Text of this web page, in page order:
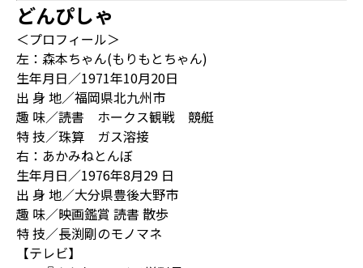
どんぴしゃ
＜プロフィール＞
左：森本ちゃん(もりもとちゃん)
生年月日／1971年10月20日
出 身 地／福岡県北九州市
趣 味／読書 ホークス観戦 競艇
特 技／珠算 ガス溶接
右：あかみねとんぼ
生年月日／1976年8月29 日
出 身 地／大分県豊後大野市
趣 味／映画鑑賞 読書 散歩
特 技／長渕剛のモノマネ
【テレビ】